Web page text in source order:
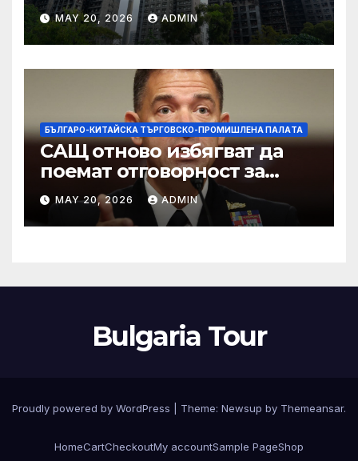
застрахователните
претенции на Wang Fuk
Court по план за обратно
изкупуване: Хоп
MAY 20, 2026 ADMIN
БЪЛГАРО-КИТАЙСКА ТЪРГОВСКО-ПРОМИШЛЕНА ПАЛAТА
САЩ отново избягват да
поемат отговорност за
нападението в училище в
Иран, при което загинаха
155 души
MAY 20, 2026 ADMIN
Bulgaria Tour
Proudly powered by WordPress Theme: Newsup by Themeansar.
HomeCartCheckoutMy accountSample PageShop